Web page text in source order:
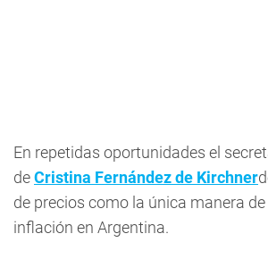
En repetidas oportunidades el
deCristina Fernández de Kirchner
de precios como la única manera
inflación en Argentina.